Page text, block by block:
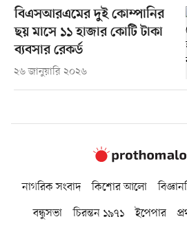
বিএসআরএমের দুই কোম্পানির
ছয় মাসে ১১ হাজার কোটি টাকা
ব্যবসার রেকর্ড
২৬ জানুয়ারি ২০২৬
নাগরিক সংবাদ কিশোর আলো
বন্ধুসভা
চিরন্তন ১৯৭১ ইপেপার